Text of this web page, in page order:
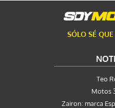
SÓLO SÉ
Teo
Motos
Zairon: marca